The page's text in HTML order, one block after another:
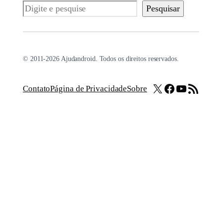
Pesquisar Pesquisar
© 2011-2026 Ajudandroid. Todos os direitos reservados.
ContatoPágina de PrivacidadeSobre X Facebook
Youtube
Feed RSS